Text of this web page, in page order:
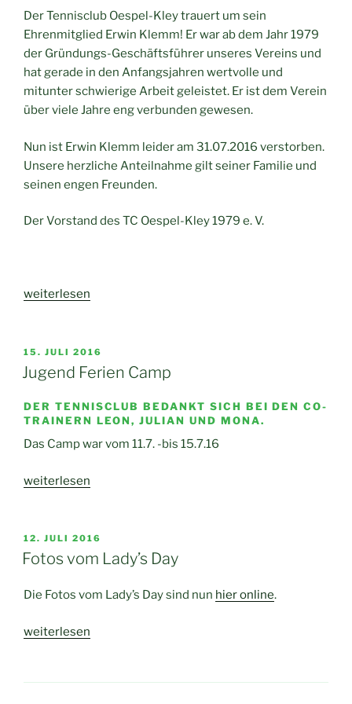
Der Tennisclub Oespel-Kley trauert um sein
Ehrenmitglied Erwin Klemm! Er war ab dem Jahr 1979
der Gründungs-Geschäftsführer unseres Vereins und
hat gerade in den Anfangsjahren wertvolle und
mitunter schwierige Arbeit geleistet. Er ist dem Verein
über viele Jahre eng verbunden gewesen.
Nun ist Erwin Klemm leider am 31.07.2016 verstorben.
Unsere herzliche Anteilnahme gilt seiner Familie und
seinen engen Freunden.
Der Vorstand des TC Oespel-Kley 1979 e. V.
„Trauer
Klemm“
weiterlesen
VERÖFFENTLICHT
AM
15. JULI 2016
Jugend Ferien Camp
DER TENNISCLUB BEDANKT SICH BEI DEN CO-
TRAINERN LEON, JULIAN UND MONA.
Das Camp war vom 11.7. -bis 15.7.16
„Jugend
weiterlesen
VERÖFFENTLICHT
AM
12. JULI 2016
Fotos vom Lady’s Day
Die Fotos vom Lady’s Day sind nun hier online.
„Fotos
Day“
weiterlesen